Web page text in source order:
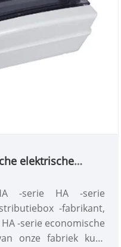
elektrische
-serie HA -serie
-fabrikant,
-serie economische
onze fabriek kunt